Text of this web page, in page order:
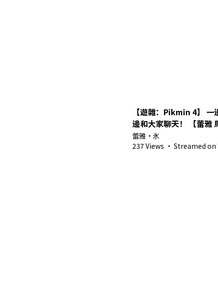
【遊雜：Pikmin 4】
邊和大家聊天！ 【蕾雅
蕾雅・氷
237 Views · Streamed on